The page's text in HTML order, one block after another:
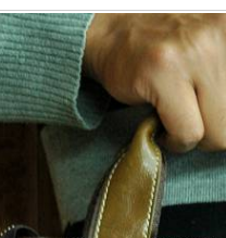
Ốp lưng iPhone
Bao da iPhone 5